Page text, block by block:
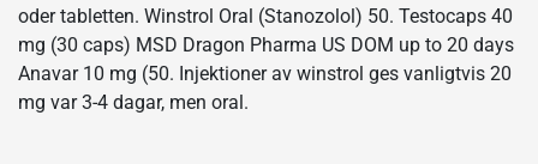
oder tabletten. Winstrol Oral (Stanozolol) 50. Testocaps 40
mg (30 caps) MSD Dragon Pharma US DOM up to 20 days
Anavar 10 mg (50. Injektioner av winstrol ges vanligtvis 20
mg var 3-4 dagar, men oral.